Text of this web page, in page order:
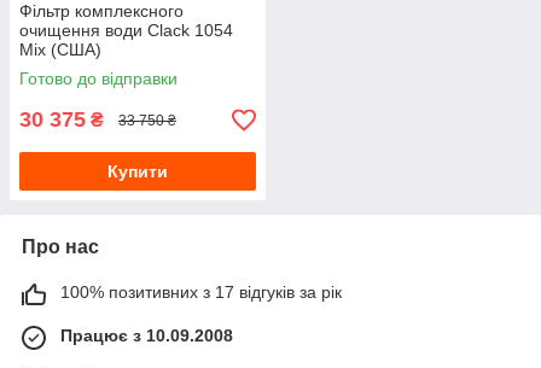
Фільтр комплексного
очищення води Clack 1054
Mix (США)
Готово до відправки
30 375 ₴ 33 750 ₴
Купити
Про нас
100% позитивних з 17 відгуків за рік
Працює з 10.09.2008